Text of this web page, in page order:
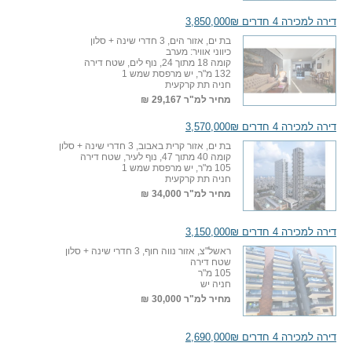
דירה למכירה 4 חדרים 3,850,000₪
בת ים, אזור הים, 3 חדרי שינה + סלון
כיווני אוויר: מערב
קומה 18 מתוך 24, נוף לים, שטח דירה
132 מ"ר, יש מרפסת שמש 1
חניה תת קרקעית
מחיר למ"ר 29,167 ₪
דירה למכירה 4 חדרים 3,570,000₪
בת ים, אזור קרית באבוב, 3 חדרי שינה + סלון
קומה 40 מתוך 47, נוף לעיר, שטח דירה
105 מ"ר, יש מרפסת שמש 1
חניה תת קרקעית
מחיר למ"ר 34,000 ₪
דירה למכירה 4 חדרים 3,150,000₪
ראשל"צ, אזור נווה חוף, 3 חדרי שינה + סלון
שטח דירה
105 מ"ר
חניה יש
מחיר למ"ר 30,000 ₪
דירה למכירה 4 חדרים 2,690,000₪